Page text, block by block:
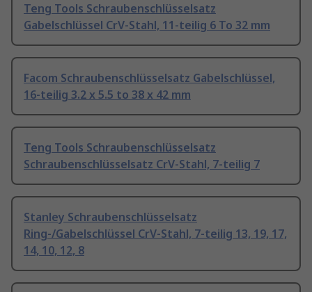
Teng Tools Schraubenschlüsselsatz
Gabelschlüssel CrV-Stahl, 11-teilig 6 To 32 mm
Facom Schraubenschlüsselsatz Gabelschlüssel,
16-teilig 3.2 x 5.5 to 38 x 42 mm
Teng Tools Schraubenschlüsselsatz
Schraubenschlüsselsatz CrV-Stahl, 7-teilig 7
Stanley Schraubenschlüsselsatz
Ring-/Gabelschlüssel CrV-Stahl, 7-teilig 13, 19, 17,
14, 10, 12, 8